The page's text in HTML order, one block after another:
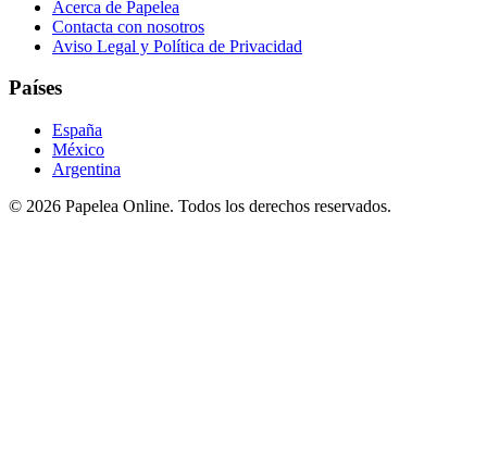
Acerca de Papelea
Contacta con nosotros
Aviso Legal y Política de Privacidad
Países
España
México
Argentina
© 2026 Papelea Online. Todos los derechos reservados.